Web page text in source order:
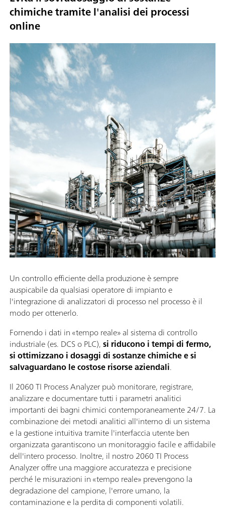
chimiche tramite l'analisi dei processi
online
Un controllo efficiente della produzione è sempre
auspicabile da qualsiasi operatore di impianto e
l'integrazione di analizzatori di processo nel processo è il
modo per ottenerlo.
Fornendo i dati in «tempo reale» al sistema di controllo
industriale (es. DCS o PLC),si riducono i tempi di fermo,
si ottimizzano i dosaggi di sostanze chimiche e si
salvaguardano le costose risorse aziendali.
Il 2060 TI Process Analyzer può monitorare, registrare,
analizzare e documentare tutti i parametri analitici
importanti dei bagni chimici contemporaneamente 24/7. La
combinazione dei metodi analitici all'interno di un sistema
e la gestione intuitiva tramite l'interfaccia utente ben
organizzata garantiscono un monitoraggio facile e affidabile
dell'intero processo. Inoltre, il nostro 2060 TI Process
Analyzer offre una maggiore accuratezza e precisione
perché le misurazioni in «tempo reale» prevengono la
degradazione del campione, l'errore umano, la
contaminazione e la perdita di componenti volatili.